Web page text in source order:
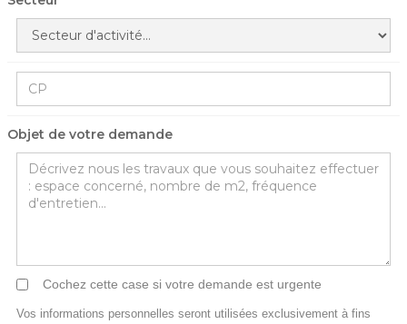
Objet de votre demande
Cochez cette case si votre demande est urgente
Vos informations personnelles seront utilisées exclusivement à fins